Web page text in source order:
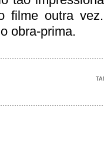
filme outra
obra-prima.